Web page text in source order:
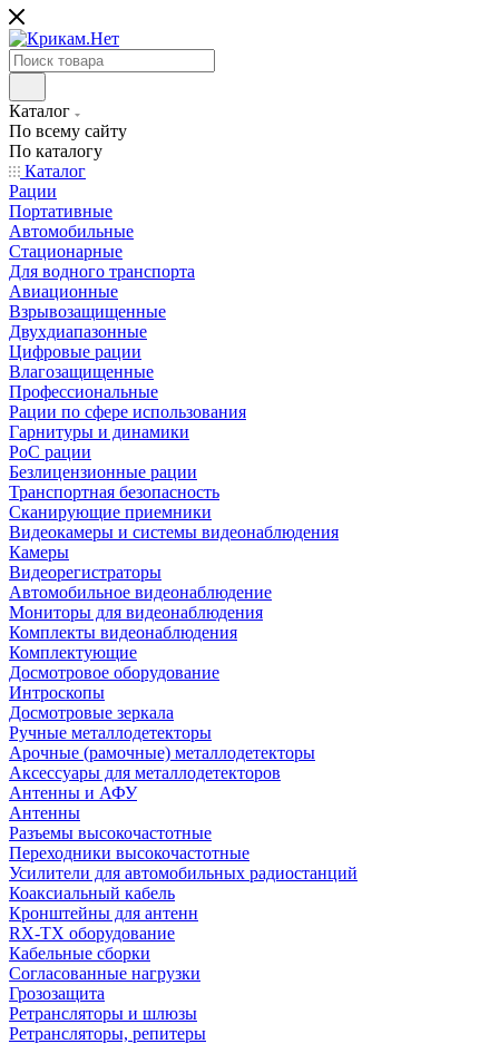
Каталог
По всему сайту
По каталогу
Каталог
Рации
Портативные
Автомобильные
Стационарные
Для водного транспорта
Авиационные
Взрывозащищенные
Двухдиапазонные
Цифровые рации
Влагозащищенные
Профессиональные
Рации по сфере использования
Гарнитуры и динамики
PoC рации
Безлицензионные рации
Транспортная безопасность
Сканирующие приемники
Видеокамеры и системы видеонаблюдения
Камеры
Видеорегистраторы
Автомобильное видеонаблюдение
Мониторы для видеонаблюдения
Комплекты видеонаблюдения
Комплектующие
Досмотровое оборудование
Интроскопы
Досмотровые зеркала
Ручные металлодетекторы
Арочные (рамочные) металлодетекторы
Аксессуары для металлодетекторов
Антенны и АФУ
Антенны
Разъемы высокочастотные
Переходники высокочастотные
Усилители для автомобильных радиостанций
Коаксиальный кабель
Кронштейны для антенн
RX-TX оборудование
Кабельные сборки
Согласованные нагрузки
Грозозащита
Ретрансляторы и шлюзы
Ретрансляторы, репитеры